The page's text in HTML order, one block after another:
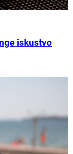
iskustvo